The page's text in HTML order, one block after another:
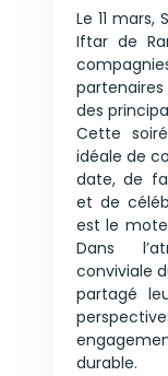
Le 11
Iftar de
des
Cette
idéale de
date, de
et de
est le
Dans
conviviale
partagé
durable.